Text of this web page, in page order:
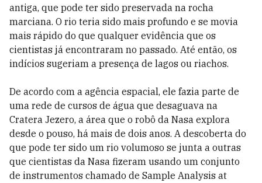
antiga, que pode ter sido preservada na rocha
marciana. O rio teria sido mais profundo e se movia
mais rápido do que qualquer evidência que os
cientistas já encontraram no passado. Até então, os
indícios sugeriam a presença de lagos ou riachos.
De acordo com a agência espacial, ele fazia parte de
uma rede de cursos de água que desaguava na
Cratera Jezero, a área que o robô da Nasa explora
desde o pouso, há mais de dois anos. A descoberta do
que pode ter sido um rio volumoso se junta a outras
que cientistas da Nasa fizeram usando um conjunto
de instrumentos chamado de Sample Analysis at